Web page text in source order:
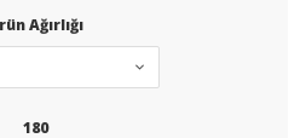
Ağırlığı
180